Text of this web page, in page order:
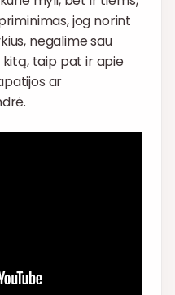
jog norint
negalime sau
taip pat ir apie
ar